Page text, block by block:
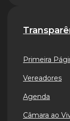
Primeira
Vereadores
Agenda
Câmara ao